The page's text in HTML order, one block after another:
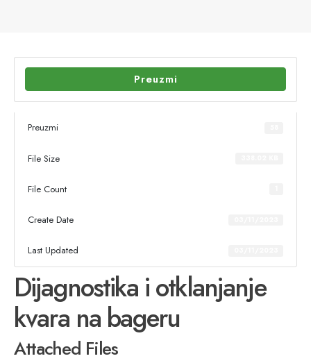
Preuzmi
Preuzmi
File Size
File Count
Create Date
Last Updated
Dijagnostika i otklanjanje
kvara na bageru
Attached Files